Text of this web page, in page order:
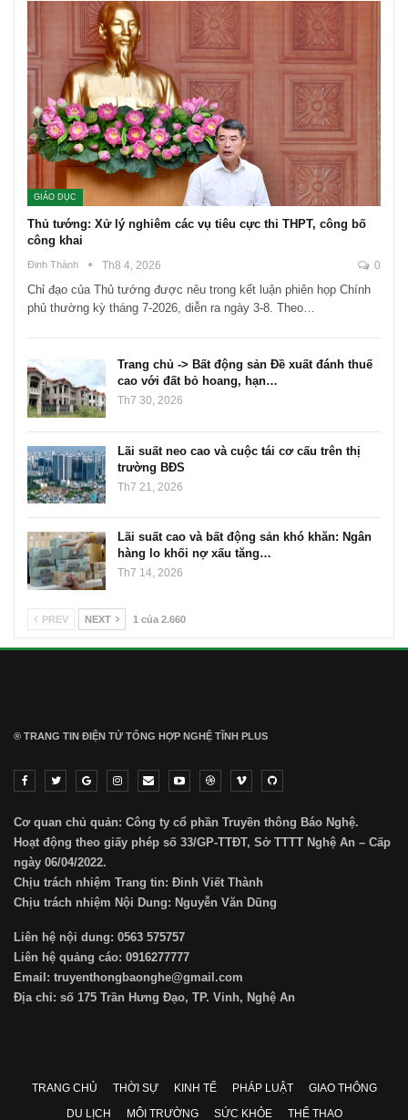
GIÁO DỤC
Thủ tướng: Xử lý nghiêm các vụ tiêu cực thi THPT, công bố
công khai
Đinh Thành Th8 4, 2026 0
Chỉ đạo của Thủ tướng được nêu trong kết luận phiên họp Chính
phủ thường kỳ tháng 7-2026, diễn ra ngày 3-8. Theo…
Trang chủ -> Bất động sản Đề xuất đánh thuế
cao với đất bỏ hoang, hạn…
Th7 30, 2026
Lãi suất neo cao và cuộc tái cơ cấu trên thị
trường BĐS
Th7 21, 2026
Lãi suất cao và bất động sản khó khăn: Ngân
hàng lo khối nợ xấu tăng…
Th7 14, 2026
PREV NEXT 1 của 2.660
® TRANG TIN ĐIỆN TỬ ТỔNG HỢP NGHỆ TĨNH PLUS
Cơ quan chủ quản: Công ty cổ phần Truyền thông Báo Nghệ.
Hoạt động theo giấy phép số 33/GP-TTĐT, Sở TTTT Nghệ An – Cấp
ngày 06/04/2022.
Chịu trách nhiệm Trang tin: Đinh Viết Thành
Chịu trách nhiệm Nội Dung: Nguyễn Văn Dũng
Liên hệ nội dung: 0563 575757
Liên hệ quảng cáo: 0916277777
Email: truyenthongbaonghe@gmail.com
Địa chỉ: số 175 Trần Hưng Đạo, TP. Vinh, Nghệ An
TRANG CHỦ THỜI SỰ KINH TẾ PHÁP LUẬT
GIAO THÔNG
DU LỊCH
MÔI TRƯỜNG SỨC KHỎE THỂ THAO